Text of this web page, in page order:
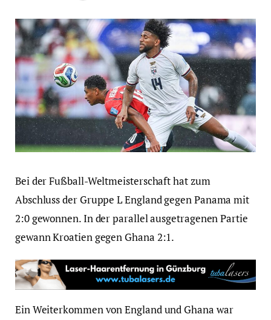
Bei der Fußball-Weltmeisterschaft hat zum
Abschluss der Gruppe L England gegen Panama mit
2:0 gewonnen. In der parallel ausgetragenen Partie
gewann Kroatien gegen Ghana 2:1.
Ein Weiterkommen von England und Ghana war